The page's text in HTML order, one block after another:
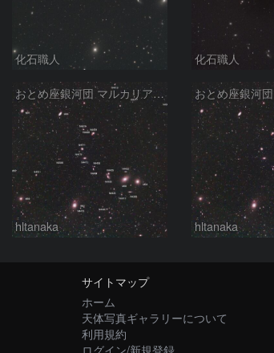
化石職人 化石職人
おとめ座銀河団 マルカリアンチェーン (2)
hltanaka hltanaka
サイトマップ
ホーム
天体写真ギャラリーについて
利用規約